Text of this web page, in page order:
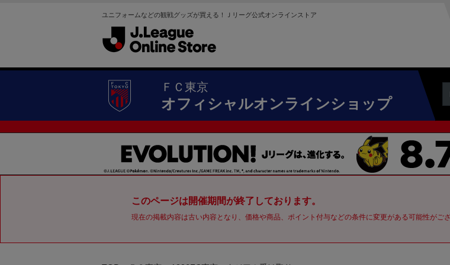
ユニフォームなどの観戦グッズが買える！Ｊリーグ公式オンラインストア
ＦＣ東京
オフィシャルオンラインショップ
このページは開催期間が終了しております。
現在の掲載内容は古い内容となり、価格や商品、ポイント付与などの条件に変更がある可能性がご